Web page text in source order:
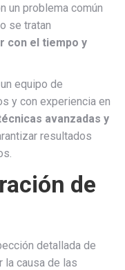
un problema común
se tratan
con el tiempo y
equipo de
y con experiencia en
avanzadas y
resultados
de
detallada de
la causa de las